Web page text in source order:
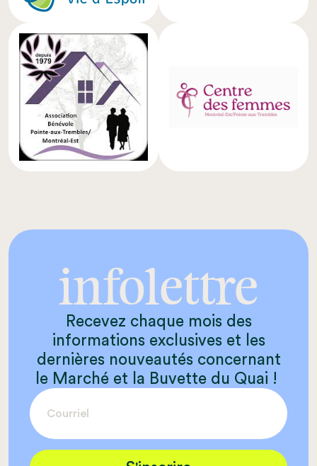
infolettre
Recevez chaque mois des
informations exclusives et les
dernières nouveautés concernant
le Marché et la Buvette du Quai !